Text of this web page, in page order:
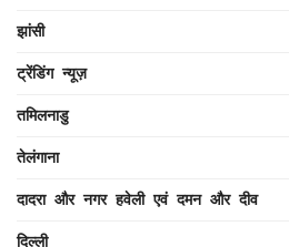
झांसी
ट्रेंडिंग न्यूज़
तमिलनाडु
तेलंगाना
दादरा और नगर हवेली एवं दमन और दीव
दिल्ली